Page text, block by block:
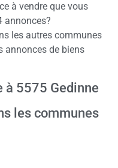
à vendre que vous
annonces?
les autres communes
annonces de biens
à 5575 Gedinne
les communes